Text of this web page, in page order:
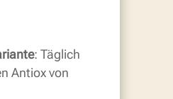
: Täglich
Antiox von